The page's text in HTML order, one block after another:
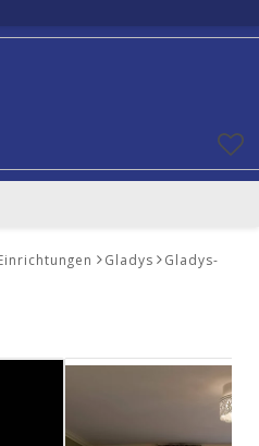
Gladys
Gladys-